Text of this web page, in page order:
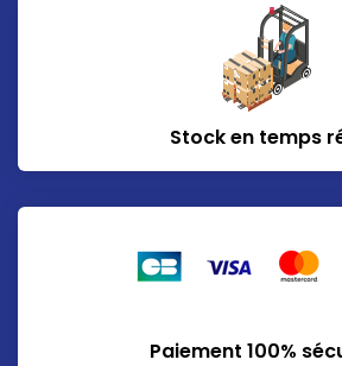
Stock en temps
Paiement 100%